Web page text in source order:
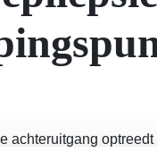
achteruitgang